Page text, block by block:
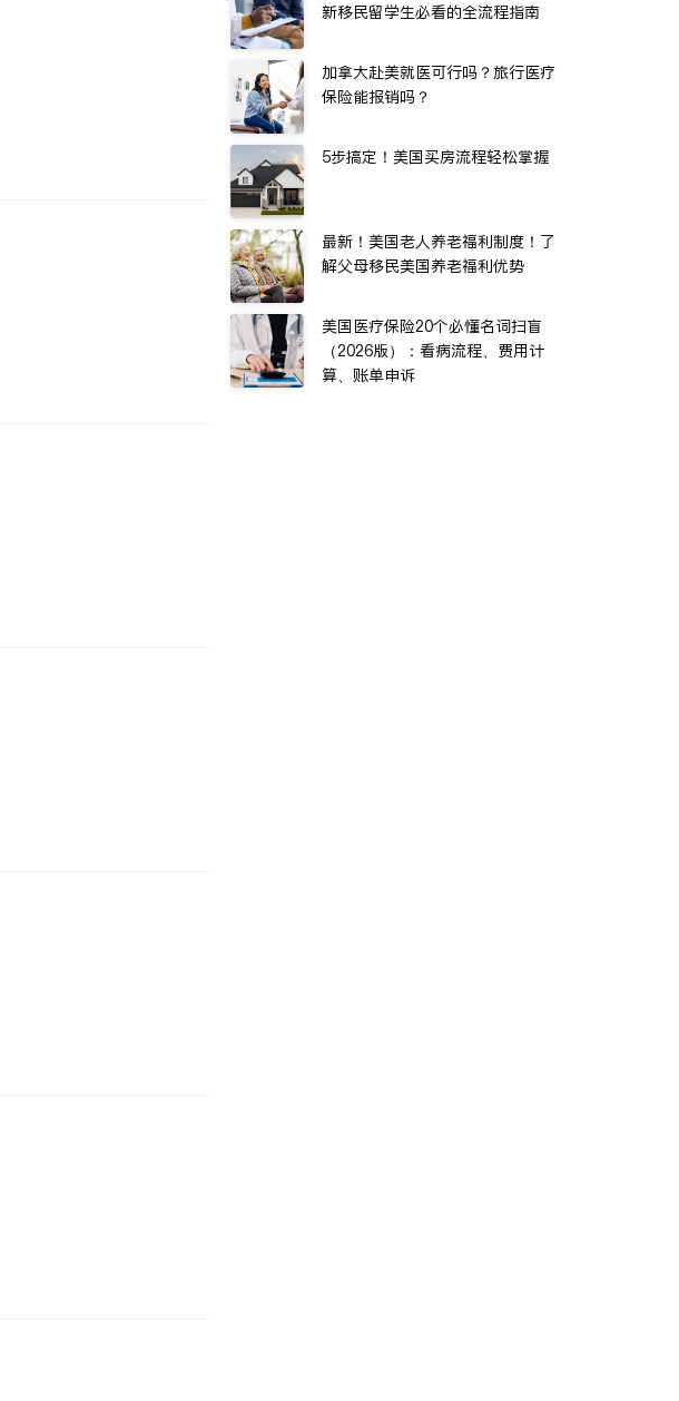
新移民留学生必看的全流程指南
加拿大赴美就医可行吗？旅行医疗
保险能报销吗？
5步搞定！美国买房流程轻松掌握
最新！美国老人养老福利制度！了
解父母移民美国养老福利优势
美国医疗保险20个必懂名词扫盲
（2026版）：看病流程、费用计
算、账单申诉